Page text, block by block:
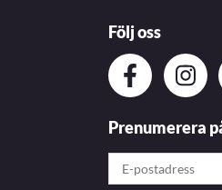
Följ oss
Prenumerera